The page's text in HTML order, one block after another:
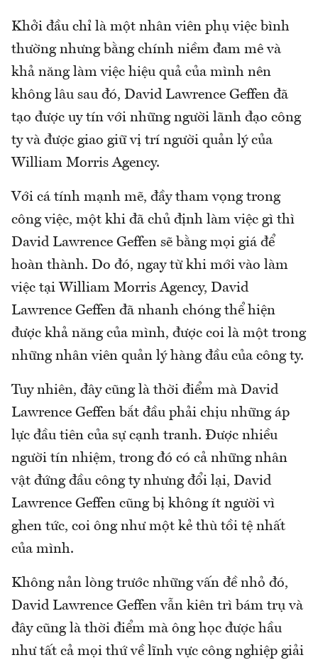
Khởi đầu chỉ là một nhân viên phụ việc bình
thường nhưng bằng chính niềm đam mê và
khả năng làm việc hiệu quả của mình nên
không lâu sau đó, David Lawrence Geffen đã
tạo được uy tín với những người lãnh đạo công
ty và được giao giữ vị trí người quản lý của
William Morris Agency.
Với cá tính mạnh mẽ, đầy tham vọng trong
công việc, một khi đã chủ định làm việc gì thì
David Lawrence Geffen sẽ bằng mọi giá để
hoàn thành. Do đó, ngay từ khi mới vào làm
việc tại William Morris Agency, David
Lawrence Geffen đã nhanh chóng thể hiện
được khả năng của mình, được coi là một trong
những nhân viên quản lý hàng đầu của công ty.
Tuy nhiên, đây cũng là thời điểm mà David
Lawrence Geffen bắt đầu phải chịu những áp
lực đầu tiên của sự cạnh tranh. Được nhiều
người tín nhiệm, trong đó có cả những nhân
vật đứng đầu công ty nhưng đổi lại, David
Lawrence Geffen cũng bị không ít người vì
ghen tức, coi ông như một kẻ thù tồi tệ nhất
của mình.
Không nản lòng trước những vấn đề nhỏ đó,
David Lawrence Geffen vẫn kiên trì bám trụ và
đây cũng là thời điểm mà ông học được hầu
như tất cả mọi thứ về lĩnh vực công nghiệp giải